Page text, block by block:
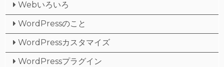
Webいろいろ
WordPressのこと
WordPressカスタマイズ
WordPressプラグイン